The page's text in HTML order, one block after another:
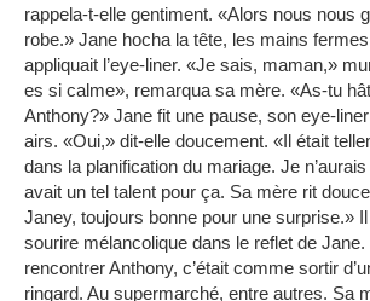
rappela-t-elle gentiment. «Alors nous nous
robe.» Jane hocha la tête, les mains fermes
appliquait l’eye-liner. «Je sais, maman,»
es si calme», ​​remarqua sa mère. «As-tu
Anthony?» Jane fit une pause, son eye-
airs. «Oui,» dit-elle doucement. «Il était
dans la planification du mariage. Je
avait un tel talent pour ça. Sa mère rit
Janey, toujours bonne pour une surprise.»
sourire mélancolique dans le reflet de Jane.
rencontrer Anthony, c’était comme sortir
ringard. Au supermarché, entre autres. Sa